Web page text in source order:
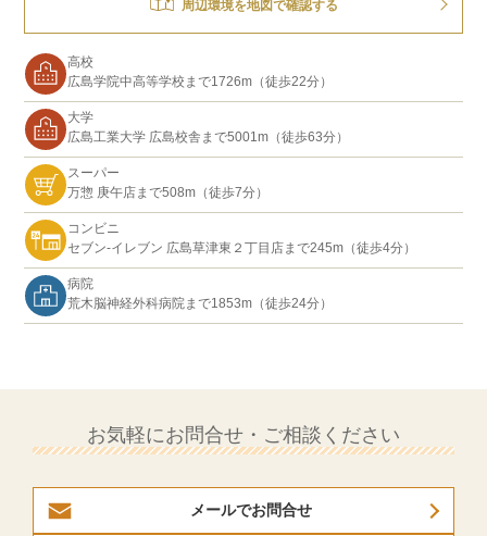
周辺環境を地図で確認する
高校
広島学院中高等学校まで1726m（徒歩22分）
大学
広島工業大学 広島校舎まで5001m（徒歩63分）
スーパー
万惣 庚午店まで508m（徒歩7分）
コンビニ
セブン-イレブン 広島草津東２丁目店まで245m（徒歩4分）
病院
荒木脳神経外科病院まで1853m（徒歩24分）
お気軽にお問合せ・ご相談ください
メールでお問合せ